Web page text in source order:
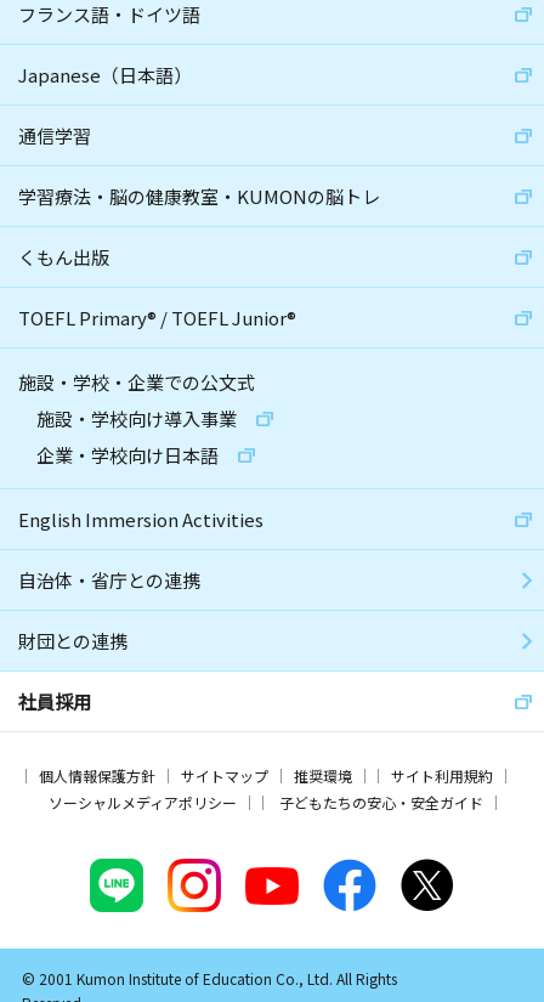
フランス語・ドイツ語
Japanese（日本語）
通信学習
学習療法・脳の健康教室・KUMONの脳トレ
くもん出版
TOEFL Primary® /TOEFL Junior®
施設・学校・企業での公文式
施設・学校向け導入事業
企業・学校向け日本語
English Immersion Activities
自治体・省庁との連携
財団との連携
社員採用
個人情報保護方針 サイトマップ 推奨環境
サイト利用規約
ソーシャルメディアポリシー
子どもたちの安心・安全ガイド
© 2001 Kumon Institute of Education Co., Ltd. All Rights